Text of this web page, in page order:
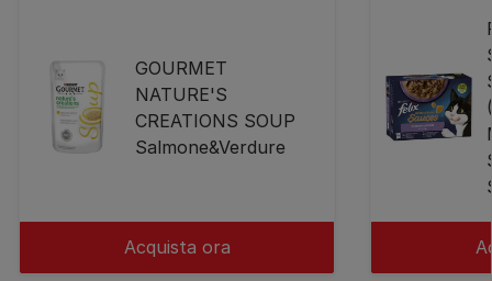
GOURMET
NATURE'S
CREATIONS SOUP
Salmone&Verdure
Acquista ora